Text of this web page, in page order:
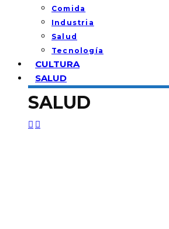
Comida
Industria
Salud
Tecnología
CULTURA
SALUD
SALUD